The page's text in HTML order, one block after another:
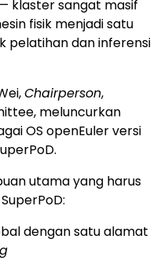
klaster sangat masif
fisik menjadi satu
pelatihan dan inferensi
,Chairperson,
meluncurkan
OS openEuler versi
utama yang harus
dengan satu alamat